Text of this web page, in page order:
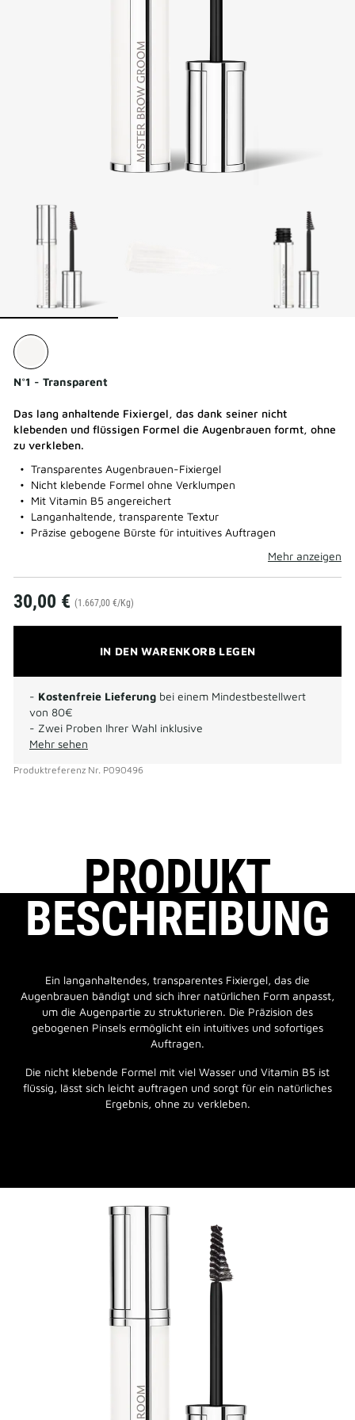
N°1 - Transparent
Das lang anhaltende Fixiergel, das dank seiner nicht
klebenden und flüssigen Formel die Augenbrauen formt, ohne
zu verkleben.
Transparentes Augenbrauen-Fixiergel
Nicht klebende Formel ohne Verklumpen
Mit Vitamin B5 angereichert
Langanhaltende, transparente Textur
Präzise gebogene Bürste für intuitives Auftragen
Mehr anzeigen
30,00 € (1.667,00 €/Kg)
IN DEN WARENKORB LEGEN
- Kostenfreie Lieferung bei einem Mindestbestellwert
von 80€
- Zwei Proben Ihrer Wahl inklusive
Mehr sehen
Produktreferenz Nr. P090496
PRODUKT
BESCHREIBUNG
Ein langanhaltendes, transparentes Fixiergel, das die
Augenbrauen bändigt und sich ihrer natürlichen Form anpasst,
um die Augenpartie zu strukturieren. Die Präzision des
gebogenen Pinsels ermöglicht ein intuitives und sofortiges
Auftragen.
Die nicht klebende Formel mit viel Wasser und Vitamin B5 ist
flüssig, lässt sich leicht auftragen und sorgt für ein natürliches
Ergebnis, ohne zu verkleben.